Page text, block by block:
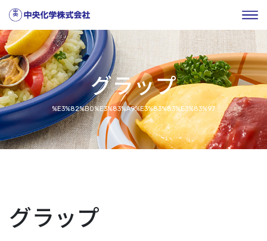
グラップ
%E3%82%B0%E3%83%A9%E3%83%83%E3%83%97
グラップ